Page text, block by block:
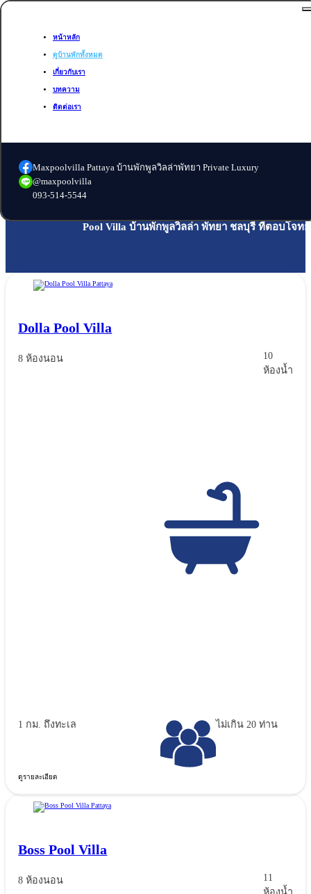
บทความ
หน้าหลัก
ดูบ้านพักทั้งหมด
เกี่ยวกับเรา
บทความ
ติดต่อเรา
Maxpoolvilla Pattaya บ้านพักพูลวิลล่าพัทยา Private Luxury
@maxpoolvilla
093-514-5544
Pool Villa บ้านพักพูลวิลล่า พัทยา ชลบุรี ที่ตอบโจท
Dolla Pool Villa
8 ห้องนอน
10
ห้องน้ำ
1 กม. ถึงทะเล ไม่เกิน 20 ท่าน
ดูรายละเอียด
Boss Pool Villa
8 ห้องนอน
11